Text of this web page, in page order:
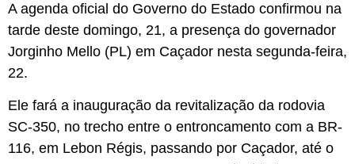
A agenda oficial do Governo do Estado confirmou na
tarde deste domingo, 21, a presença do governador
Jorginho Mello (PL) em Caçador nesta segunda-feira,
22.
Ele fará a inauguração da revitalização da rodovia
SC-350, no trecho entre o entroncamento com a BR-
116, em Lebon Régis, passando por Caçador, até o